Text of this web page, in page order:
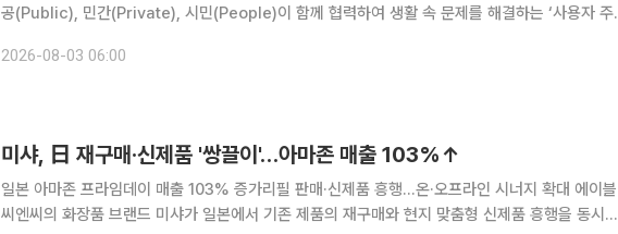
공(Public), 민간(Private), 시민(People)이 함께 협력하여 생활 속 문제를 해결하는 ‘사용자 주
수가 처음 제안한 이론으로, 연구실이 아
2026-08-03 06:00
미샤, 日 재구매·신제품 '쌍끌이'…아마존 매출 103%↑
일본 아마존 프라임데이 매출 103% 증가리필 판매·신제품 흥행…온·오프라인 시너지 확대 에이블
씨엔씨의 화장품 브랜드 미샤가 일본에서 기존 제품의 재구매와 현지 맞춤형 신제품 흥행을 동시에